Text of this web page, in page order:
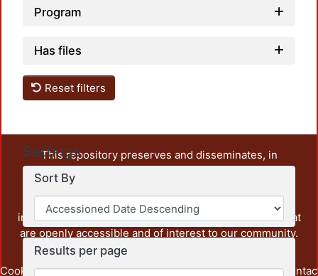
Program
Has files
Reset filters
Settings
Sort By
Results per page
This repository preserves and disseminates, in
unrestricted open access, the teaching and research
output of UAM Azcapotzalco. It also includes some
administrative and graphic documents from the
institution, as well as content from other institutions that
are openly accessible and of interest to our community.
Cookie Privacy End User Send